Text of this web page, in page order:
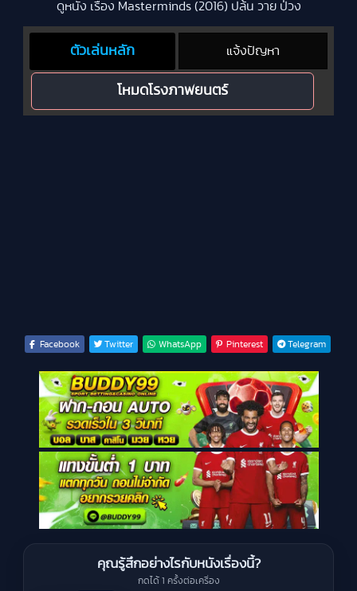
ดูหนัง เรื่อง Masterminds (2016) ปล้น วาย ป่วง
ตัวเล่นหลัก แจ้งปัญหา
โหมดโรงภาพยนตร์
Facebook Twitter WhatsApp Pinterest Telegram
คุณรู้สึกอย่างไรกับหนังเรื่องนี้?
กดได้ 1 ครั้งต่อเครื่อง